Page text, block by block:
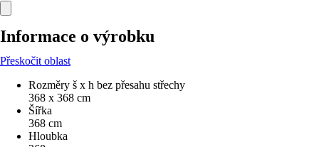
Informace o výrobku
Přeskočit oblast
Rozměry š x h bez přesahu střechy
368 x 368 cm
Šířka
368 cm
Hloubka